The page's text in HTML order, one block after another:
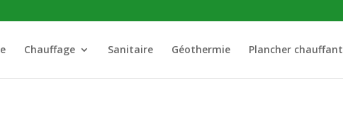
Chauffage Sanitaire Géothermie Plancher chauffant